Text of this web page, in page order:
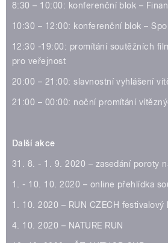
8:30 – 10:00: konferenční blok –
10:30 – 12:00: konferenční blok –
12:30 -19:00: promítání soutěžních
pro veřejnost
20:00 – 21:00: slavnostní vyhlášení
21:00 – 00:00: noční promítání
Další akce
31. 8. - 1. 9. 2020 – zasedání poroty
1. - 10. 10. 2020 – online přehlídka
1. 10. 2020 – RUN CZECH festivalový
4. 10. 2020 – NATURE RUN